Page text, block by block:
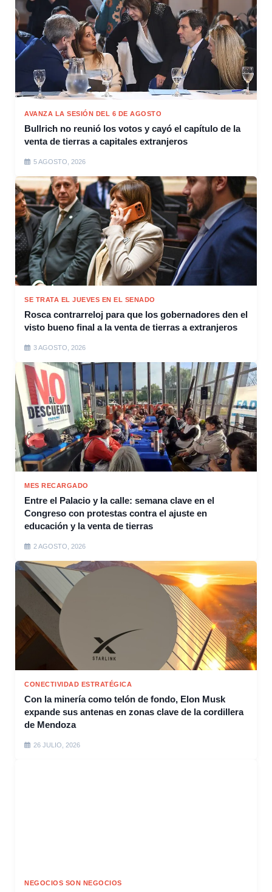
AVANZA LA SESIÓN DEL 6 DE AGOSTO
Bullrich no reunió los votos y cayó el capítulo de la
venta de tierras a capitales extranjeros
5 AGOSTO, 2026
SE TRATA EL JUEVES EN EL SENADO
Rosca contrarreloj para que los gobernadores den el
visto bueno final a la venta de tierras a extranjeros
3 AGOSTO, 2026
MES RECARGADO
Entre el Palacio y la calle: semana clave en el
Congreso con protestas contra el ajuste en
educación y la venta de tierras
2 AGOSTO, 2026
CONECTIVIDAD ESTRATÉGICA
Con la minería como telón de fondo, Elon Musk
expande sus antenas en zonas clave de la cordillera
de Mendoza
26 JULIO, 2026
NEGOCIOS SON NEGOCIOS